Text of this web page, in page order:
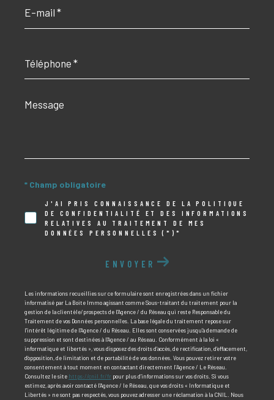
mail
*
*
Message
*
J'AI PRIS CONNAISSANCE DE LA POLITIQUE
DE CONFIDENTIALITÉ ET DES INFORMATIONS
RELATIVES AU TRAITEMENT DE MES
DONNÉES PERSONNELLES (*)*
* Champ obligatoire
ENVOYER
Les informations recueillies sur ce formulaire sont enregistrées dans un fichier
informatisé par La Boite Immo agissant comme Sous-traitant du traitement pour la
gestion de la clientèle/prospects de l'Agence / du Réseau qui reste Responsable du
Traitement de vos Données personnelles. La base légale du traitement repose sur
l'intérêt légitime de l'Agence / du Réseau. Elles sont conservées jusqu'à demande de
suppression et sont destinées à l'Agence / au Réseau. Conformément à la loi «
informatique et libertés », vous disposez des droits d’accès, de rectification, d’effacement,
d’opposition, de limitation et de portabilité de vos données. Vous pouvez retirer votre
consentement à tout moment en contactant directement l’Agence / Le Réseau.
Consultez le site https://cnil.fr/fr pour plus d’informations sur vos droits. Si vous
estimez, après avoir contacté l'Agence / le Réseau, que vos droits « Informatique et
Libertés » ne sont pas respectés, vous pouvez adresser une réclamation à la CNIL. Nous